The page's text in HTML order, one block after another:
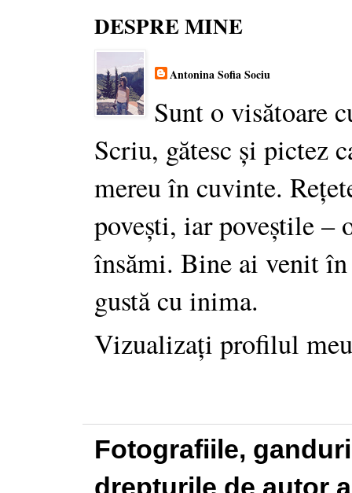
DESPRE MINE
Antonina Sofia Sociu
Sunt o visătoare
Scriu, gătesc și pictez
mereu în cuvinte.
povești, iar poveștile –
însămi. Bine ai venit
gustă cu inima.
Vizualizați profilul
Fotografiile,
drepturile de autor